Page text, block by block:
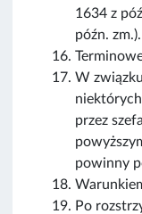
1634 z
późn. zm.).
W
przez
powinny
Po